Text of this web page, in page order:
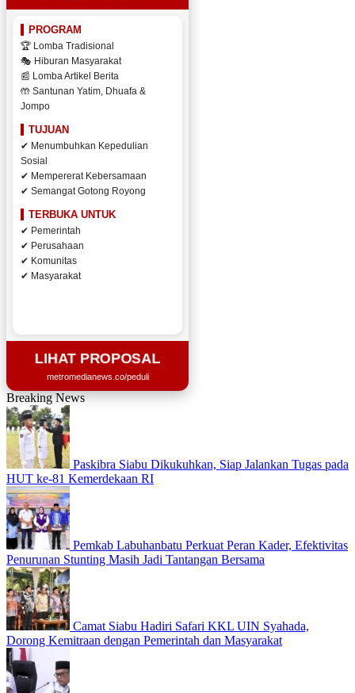
PROGRAM
🏆 Lomba Tradisional
🎭 Hiburan Masyarakat
📰 Lomba Artikel Berita
🤲 Santunan Yatim, Dhuafa &
Jompo
TUJUAN
✔ Menumbuhkan Kepedulian
Sosial
✔ Mempererat Kebersamaan
✔ Semangat Gotong Royong
TERBUKA UNTUK
✔ Pemerintah
✔ Perusahaan
✔ Komunitas
✔ Masyarakat
LIHAT PROPOSAL
metromedianews.co/peduli
Breaking News
Paskibra Siabu Dikukuhkan, Siap Jalankan Tugas pada
HUT ke-81 Kemerdekaan RI
Pemkab Labuhanbatu Perkuat Peran Kader, Efektivitas
Penurunan Stunting Masih Jadi Tantangan Bersama
Camat Siabu Hadiri Safari KKL UIN Syahada,
Dorong Kemitraan dengan Pemerintah dan Masyarakat